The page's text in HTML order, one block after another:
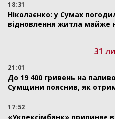
18:31
Ніколаєнко: у Сумах
відновлення житла майже
31
21:01
До 19 400 гривень на
Сумщини пояснив, як
17:52
«Укрексімбанк» припиняє